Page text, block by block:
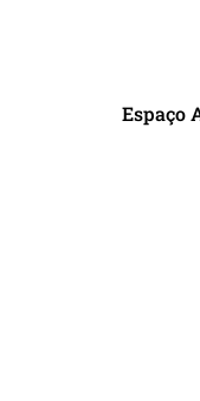
Espaço